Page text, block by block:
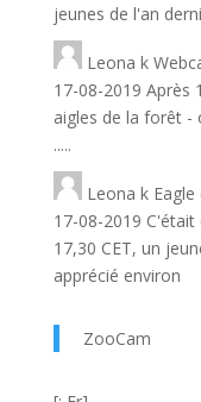
jeunes de l'an
Leona k
17-08-2019 Après
aigles de la forêt -
.....
Leona k
17-08-2019
17,30 CET, un
apprécié environ
ZooCam